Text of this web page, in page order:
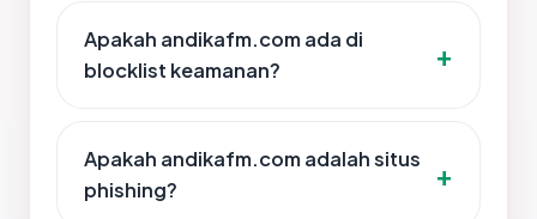
Apakah andikafm.com ada di
blocklist keamanan?
Apakah andikafm.com adalah situs
phishing?